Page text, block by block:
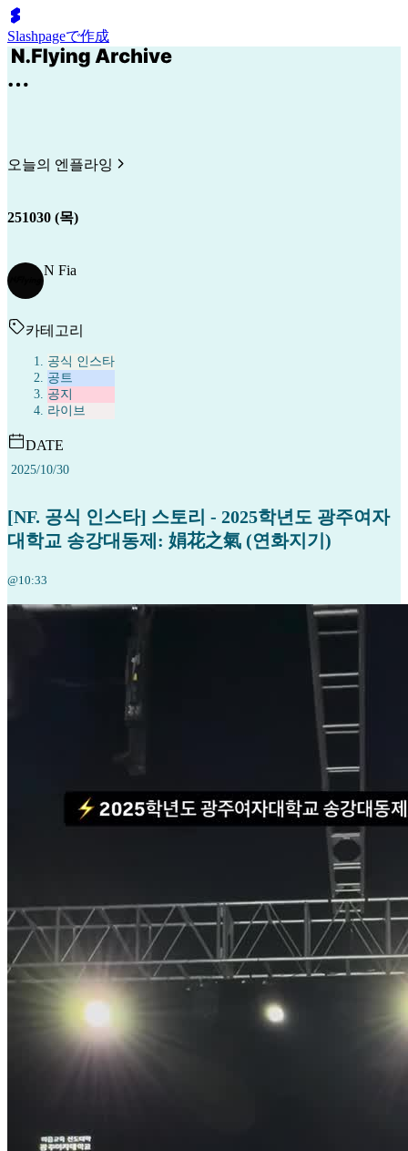
Slashpageで作成
오늘의 엔플라잉
251030 (목)
N Fia
카테고리
공식 인스타
공트
공지
라이브
DATE
2025/10/30
[NF. 공식 인스타] 스토리 - 2025학년도 광주여자
대학교 송강대동제: 娟花之氣 (연화지기)
@10:33